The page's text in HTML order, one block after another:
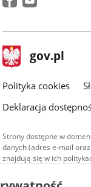
stopka
gov.pl Strona
gov.pl
gov.pl
Polityka cookies
Deklaracja
Strony dostępne w
danych (adres e-mail
znajdują się w ich
Treści